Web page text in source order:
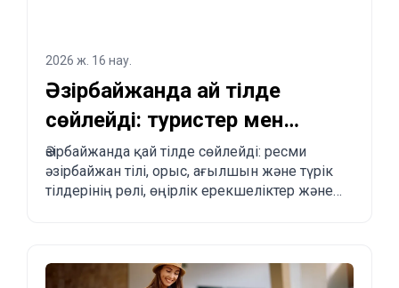
2026 ж. 16 нау.
Әзірбайжанда қай тілде
сөйлейді: туристер мен
көшуді жоспарлағандар
үшін толық түсіндірме
Әзірбайжанда қай тілде сөйлейді: ресми
әзірбайжан тілі, орыс, ағылшын және түрік
тілдерінің рөлі, өңірлік ерекшеліктер және